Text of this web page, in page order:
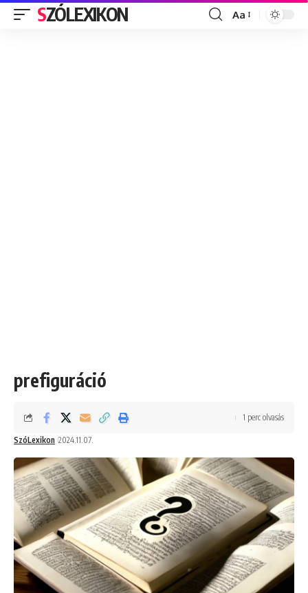
SZÓLEXIKON
Font
Aa
prefiguráció
SzóLexikon 2024.11.07.
1 perc olvasás